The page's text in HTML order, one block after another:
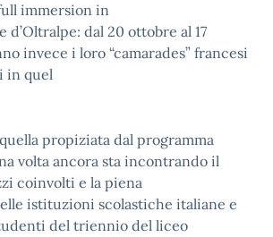
immersion in
d’Oltralpe: dal 20 ottobre al 17
invece i loro “camarades” francesi
in quel
propiziata dal programma
volta ancora sta incontrando il
coinvolti e la piena
istituzioni scolastiche italiane e
del triennio del liceo